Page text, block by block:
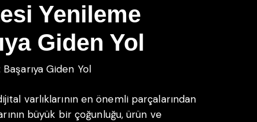
Yenileme
Giden Yol
Giden Yol
varlıklarının en önemli parçalarından
büyük bir çoğunluğu, ürün ve